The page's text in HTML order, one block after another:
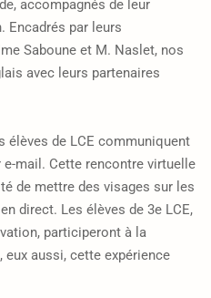
accompagnés de leur
Encadrés par leurs
Saboune et M. Naslet, nos
avec leurs partenaires
élèves de LCE communiquent
mail. Cette rencontre virtuelle
de mettre des visages sur les
direct. Les élèves de 3e LCE,
participeront à la
eux aussi, cette expérience